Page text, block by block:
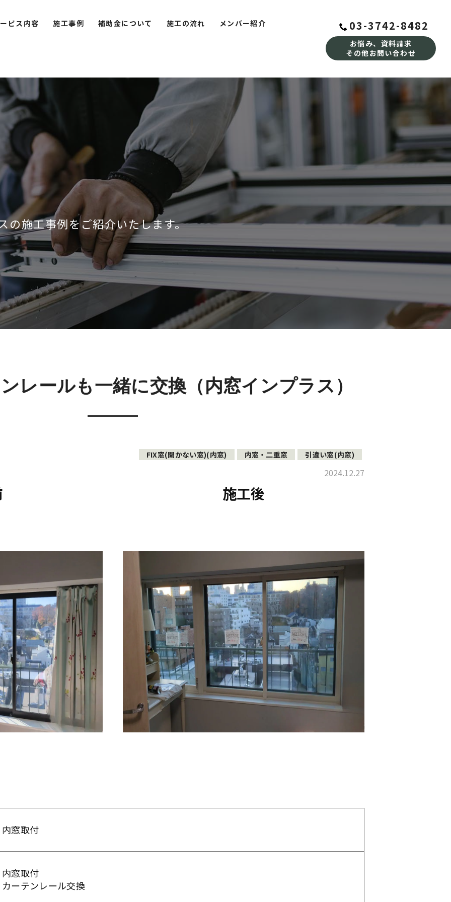
ビス内容 施工事例 補助金について 施工の流れ メンバー紹介 03-3742-8482
お悩み、資料請求
その他お問い合わせ
の施工事例をご紹介いたします。
レールも一緒に交換（内窓インプラス）
FIX窓(開かない窓)(内窓) 内窓・二重窓 引違い窓(内窓)
2024.12.27
施工後
内窓取付
内窓取付
カーテンレール交換